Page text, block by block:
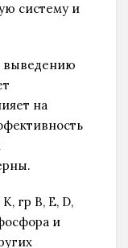
систему и
выведению
на
гр В, Е, D,
и